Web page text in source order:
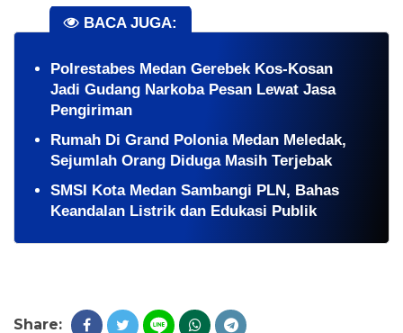
BACA JUGA:
Polrestabes Medan Gerebek Kos-Kosan
Jadi Gudang Narkoba Pesan Lewat Jasa
Pengiriman
Rumah Di Grand Polonia Medan Meledak,
Sejumlah Orang Diduga Masih Terjebak
SMSI Kota Medan Sambangi PLN, Bahas
Keandalan Listrik dan Edukasi Publik
Share: